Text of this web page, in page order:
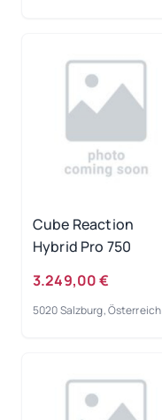
Cube Reaction
Hybrid Pro 750
3.249,00 €
5020 Salzburg, Österreich